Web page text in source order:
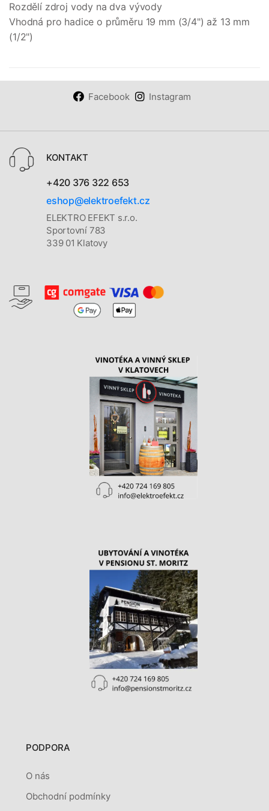
Rozdělí zdroj vody na dva vývody
Vhodná pro hadice o průměru 19 mm (3/4") až 13 mm
(1/2")
Facebook Instagram
KONTAKT
+420 376 322 653
eshop@elektroefekt.cz
ELEKTRO EFEKT s.r.o.
Sportovní 783
339 01 Klatovy
PODPORA
O nás
Obchodní podmínky